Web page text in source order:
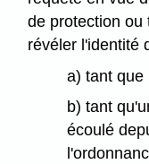
de protection ou
révéler l'identité
a) tant que
b) tant
écoulé